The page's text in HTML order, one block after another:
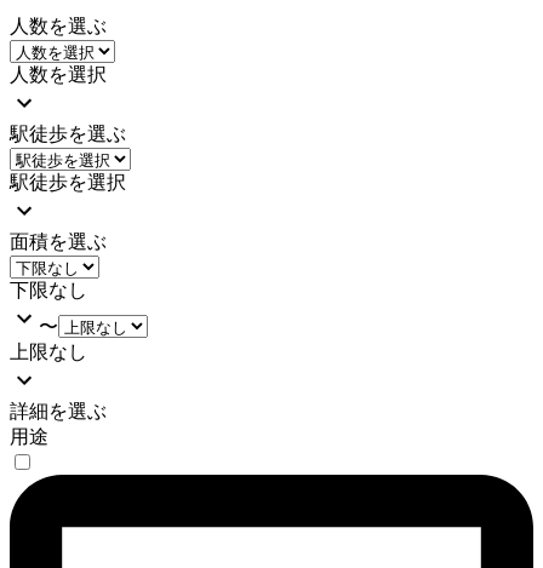
人数を選ぶ
人数を選択
駅徒歩を選ぶ
駅徒歩を選択
面積を選ぶ
下限なし
〜
上限なし
詳細を選ぶ
用途